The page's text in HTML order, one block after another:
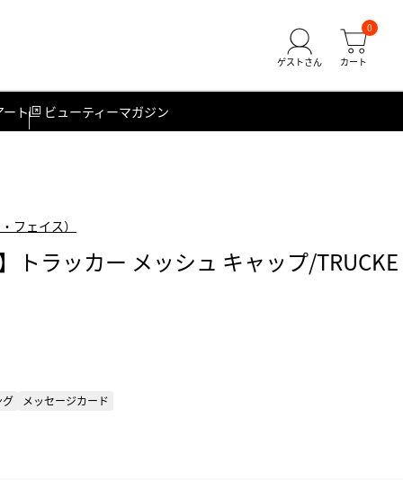
0
ート ビューティーマガジン
フェイス）
トラッカー メッシュ キャップ/TRUCKE
グ メッセージカード